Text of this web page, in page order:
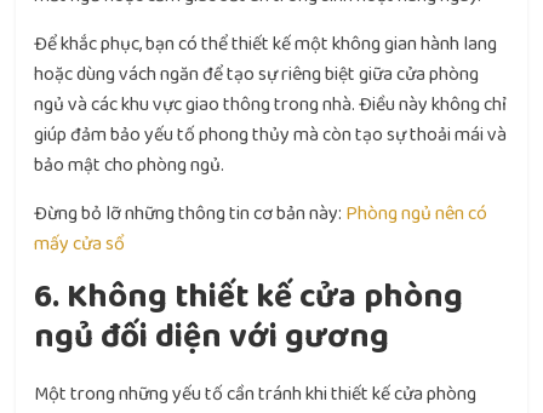
Để khắc phục, bạn có thể thiết kế một không gian hành lang
hoặc dùng vách ngăn để tạo sự riêng biệt giữa cửa phòng
ngủ và các khu vực giao thông trong nhà. Điều này không chỉ
giúp đảm bảo yếu tố phong thủy mà còn tạo sự thoải mái và
bảo mật cho phòng ngủ.
Đừng bỏ lỡ những thông tin cơ bản này: Phòng ngủ nên có
mấy cửa sổ
6. Không thiết kế cửa phòng
ngủ đối diện với gương
Một trong những yếu tố cần tránh khi thiết kế cửa phòng